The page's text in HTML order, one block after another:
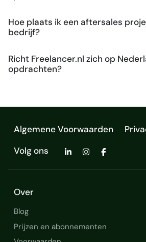
Hoe plaats ik een aftersales
bedrijf?
Richt Freelancer.nl zich op
opdrachten?
Algemene Voorwaarden
Volg ons
Over
Blog
Prijzen en abonnementen